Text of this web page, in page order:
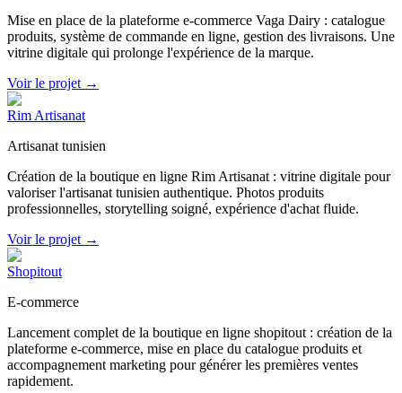
Mise en place de la plateforme e-commerce Vaga Dairy : catalogue
produits, système de commande en ligne, gestion des livraisons. Une
vitrine digitale qui prolonge l'expérience de la marque.
Voir le projet →
Rim Artisanat
Artisanat tunisien
Création de la boutique en ligne Rim Artisanat : vitrine digitale pour
valoriser l'artisanat tunisien authentique. Photos produits
professionnelles, storytelling soigné, expérience d'achat fluide.
Voir le projet →
Shopitout
E-commerce
Lancement complet de la boutique en ligne shopitout : création de la
plateforme e-commerce, mise en place du catalogue produits et
accompagnement marketing pour générer les premières ventes
rapidement.